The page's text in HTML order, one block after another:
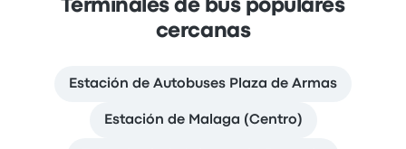
Terminales de bus populares
cercanas
Estación de Autobuses Plaza de Armas
Estación de Malaga (Centro)